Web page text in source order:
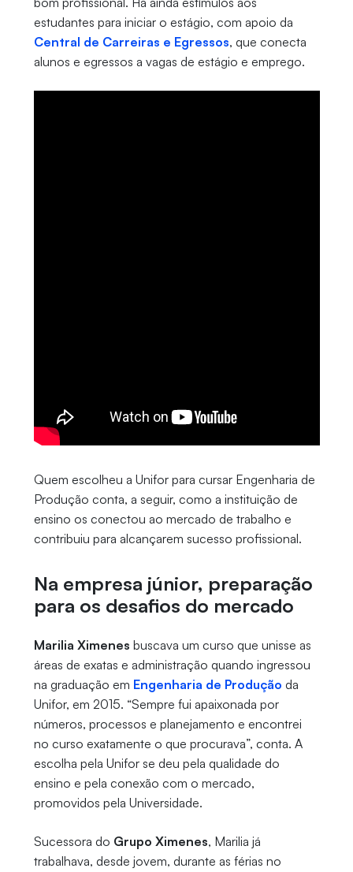
estudantes para iniciar o estágio, com apoio da
Central de Carreiras e Egressos, que conecta
alunos e egressos a vagas de estágio e emprego.
Quem escolheu a Unifor para cursar Engenharia de
Produção conta, a seguir, como a instituição de
ensino os conectou ao mercado de trabalho e
contribuiu para alcançarem sucesso profissional.
Na empresa júnior, preparação
para os desafios do mercado
Marilia Ximenes buscava um curso que unisse as
áreas de exatas e administração quando ingressou
na graduação em Engenharia de Produção da
Unifor, em 2015. “Sempre fui apaixonada por
números, processos e planejamento e encontrei
no curso exatamente o que procurava”, conta. A
escolha pela Unifor se deu pela qualidade do
ensino e pela conexão com o mercado,
promovidos pela Universidade.
Sucessora do Grupo Ximenes, Marilia já
trabalhava, desde jovem, durante as férias no